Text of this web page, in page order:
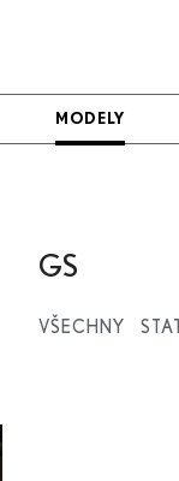
MODELY
MODELY
GS
VŠECHNY